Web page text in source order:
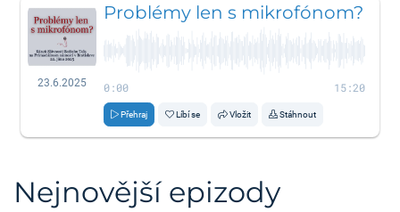
23.6.2025
Problémy len s mikrofónom?
0:00 15:20
Přehraj Líbí se Vložit Stáhnout
Nejnovější epizody